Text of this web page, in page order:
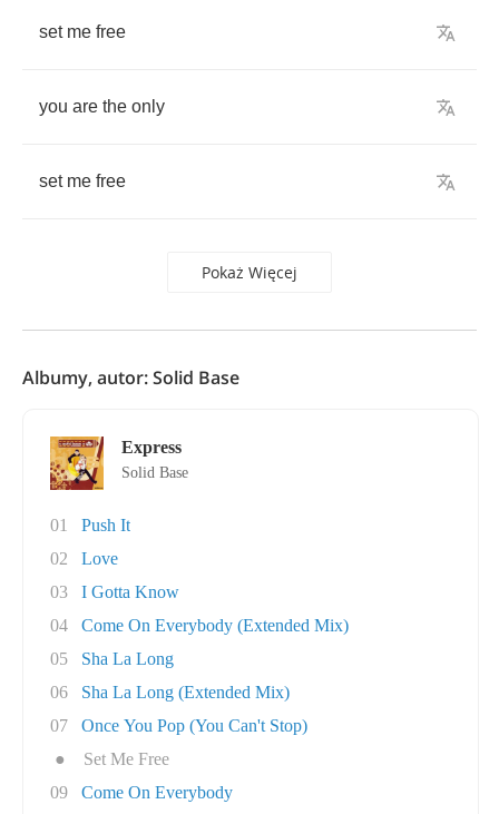
set me free
you are the only
set me free
Pokaż Więcej
Albumy, autor: Solid Base
Express
Solid Base
01
Push It
02
Love
03
I Gotta Know
04
Come On Everybody (Extended Mix)
05
Sha La Long
06
Sha La Long (Extended Mix)
07
Once You Pop (You Can't Stop)
●
Set Me Free
09
Come On Everybody